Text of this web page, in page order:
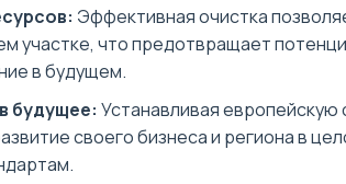
Эффективная очистка
участке, что предотвращает
в будущем.
будущее: Устанавливая европейскую
своего бизнеса и региона в